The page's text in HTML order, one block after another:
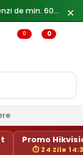
✕
0 0
Promo
⏱ 24 Zile